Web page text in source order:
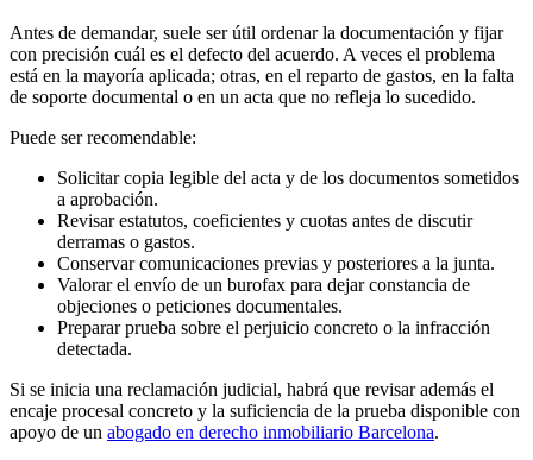
Antes de demandar, suele ser útil ordenar la documentación y fijar
con precisión cuál es el defecto del acuerdo. A veces el problema
está en la mayoría aplicada; otras, en el reparto de gastos, en la falta
de soporte documental o en un acta que no refleja lo sucedido.
Puede ser recomendable:
Solicitar copia legible del acta y de los documentos sometidos
a aprobación.
Revisar estatutos, coeficientes y cuotas antes de discutir
derramas o gastos.
Conservar comunicaciones previas y posteriores a la junta.
Valorar el envío de un burofax para dejar constancia de
objeciones o peticiones documentales.
Preparar prueba sobre el perjuicio concreto o la infracción
detectada.
Si se inicia una reclamación judicial, habrá que revisar además el
encaje procesal concreto y la suficiencia de la prueba disponible con
apoyo de un abogado en derecho inmobiliario Barcelona.